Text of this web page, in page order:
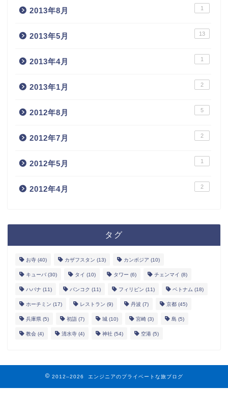
2013年8月 1
2013年5月 13
2013年4月 1
2013年1月 2
2012年8月 5
2012年7月 2
2012年5月 1
2012年4月 2
タグ
お寺 (40) カザフスタン (13) カンボジア (10)
キューバ (30) タイ (10) タワー (6) チェンマイ (8)
ハバナ (11) バンコク (11) フィリピン (11) ベトナム (18)
ホーチミン (17) レストラン (9) 丹波 (7) 京都 (45)
兵庫県 (5) 初詣 (7) 城 (10) 宮崎 (3) 島 (5)
教会 (4) 清水寺 (4) 神社 (54) 空港 (5)
2012–2026 エンジニアのプライベートな旅ブログ
ホーム
サイトマップ